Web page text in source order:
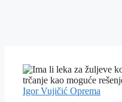
Igor Vujičić Oprema